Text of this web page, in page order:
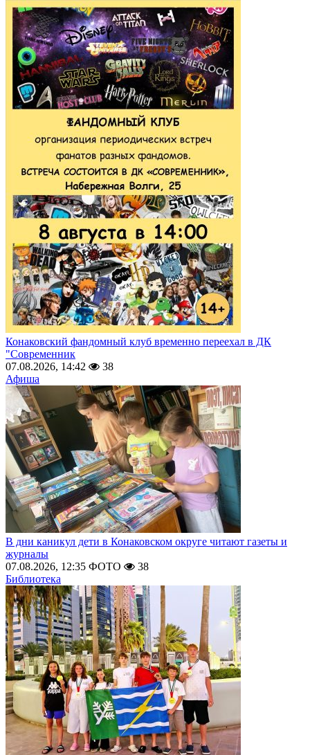
Конаковский фандомный клуб временно переехал в ДК
"Современник
07.08.2026, 14:42
38
Афиша
В дни каникул дети в Конаковском округе читают газеты и
журналы
07.08.2026, 12:35 ФОТО
38
Библиотека